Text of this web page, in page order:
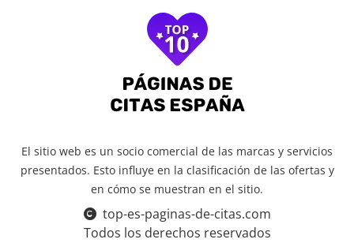
El sitio web es un socio comercial de las marcas y servicios
presentados. Esto influye en la clasificación de las ofertas y
en cómo se muestran en el sitio.
top-es-paginas-de-citas.com
Todos los derechos reservados